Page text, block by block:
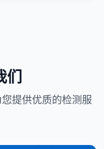
们
提供优质的检测服